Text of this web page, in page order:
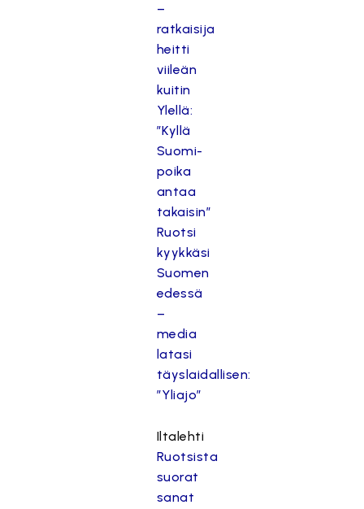
–
ratkaisija
heitti
viileän
kuitin
Ylellä:
”Kyllä
Suomi-
poika
antaa
takaisin”
Ruotsi
kyykkäsi
Suomen
edessä
–
media
latasi
täyslaidallisen:
”Yliajo”
Iltalehti
Ruotsista
suorat
sanat